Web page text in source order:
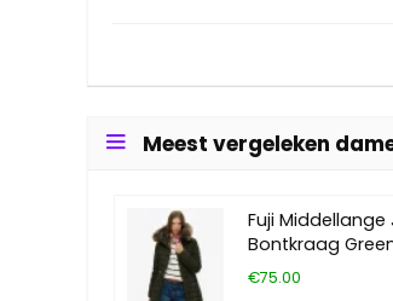
Meest vergeleken
Fuji Middellange
Bontkraag
€75.00